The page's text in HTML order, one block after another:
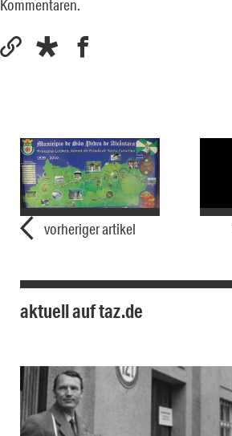
Kommentaren.
vorheriger artikel
aktuell auf taz.de